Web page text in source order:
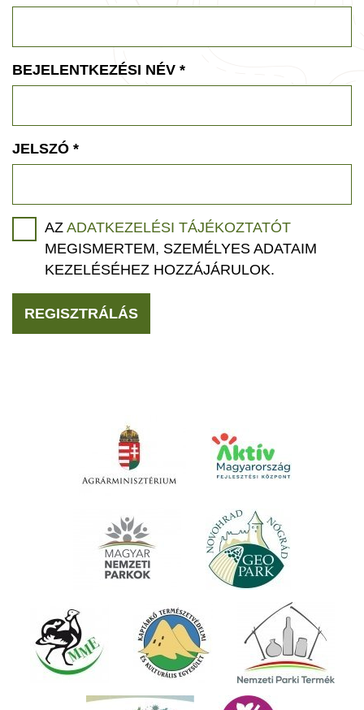
BEJELENTKEZÉSI NÉV *
JELSZÓ *
AZ ADATKEZELÉSI TÁJÉKOZTATÓT
MEGISMERTEM, SZEMÉLYES ADATAIM
KEZELÉSÉHEZ HOZZÁJÁRULOK.
REGISZTRÁLÁS